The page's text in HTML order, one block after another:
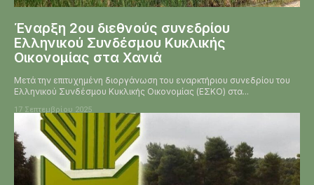
Έναρξη 2ου διεθνούς συνεδρίου
Ελληνικού Συνδέσμου Κυκλικής
Οικονομίας στα Χανιά
Μετά την επιτυχημένη διοργάνωση του εναρκτήριου συνεδρίου του
Ελληνικού Συνδέσμου Κυκλικής Οικονομίας (ΕΣΚΟ) στα...
17 Σεπτεμβρίου 2025